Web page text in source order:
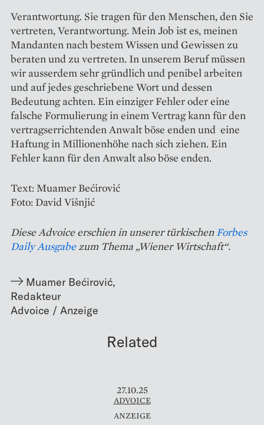
Verantwortung. Sie tragen für den Menschen, den Sie
vertreten, Verantwortung. Mein Job ist es, meinen
Mandanten nach bestem Wissen und Gewissen zu
beraten und zu vertreten. In unserem Beruf müssen
wir ausserdem sehr gründlich und penibel arbeiten
und auf jedes geschriebene Wort und dessen
Bedeutung achten. Ein einziger Fehler oder eine
falsche Formulierung in einem Vertrag kann für den
vertragserrichtenden Anwalt böse enden und eine
Haftung in Millionenhöhe nach sich ziehen. Ein
Fehler kann für den Anwalt also böse enden.
Text: Muamer Bećirović
Foto: David Višnjić
Diese Advoice erschien in unserer türkischenForbes
Daily Ausgabezum Thema „Wiener Wirtschaft“.
Muamer Bećirović,
Redakteur
Related
27.10.25
ADVOICE